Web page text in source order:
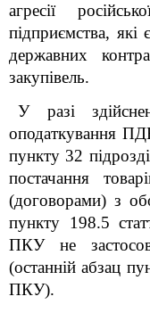
агресії
підприємства, які
державних
закупівель.
У разі
оподаткування
пункту 32
постачання
(договорами) з
пункту 198.5
ПКУ не
(останній абзац
ПКУ).